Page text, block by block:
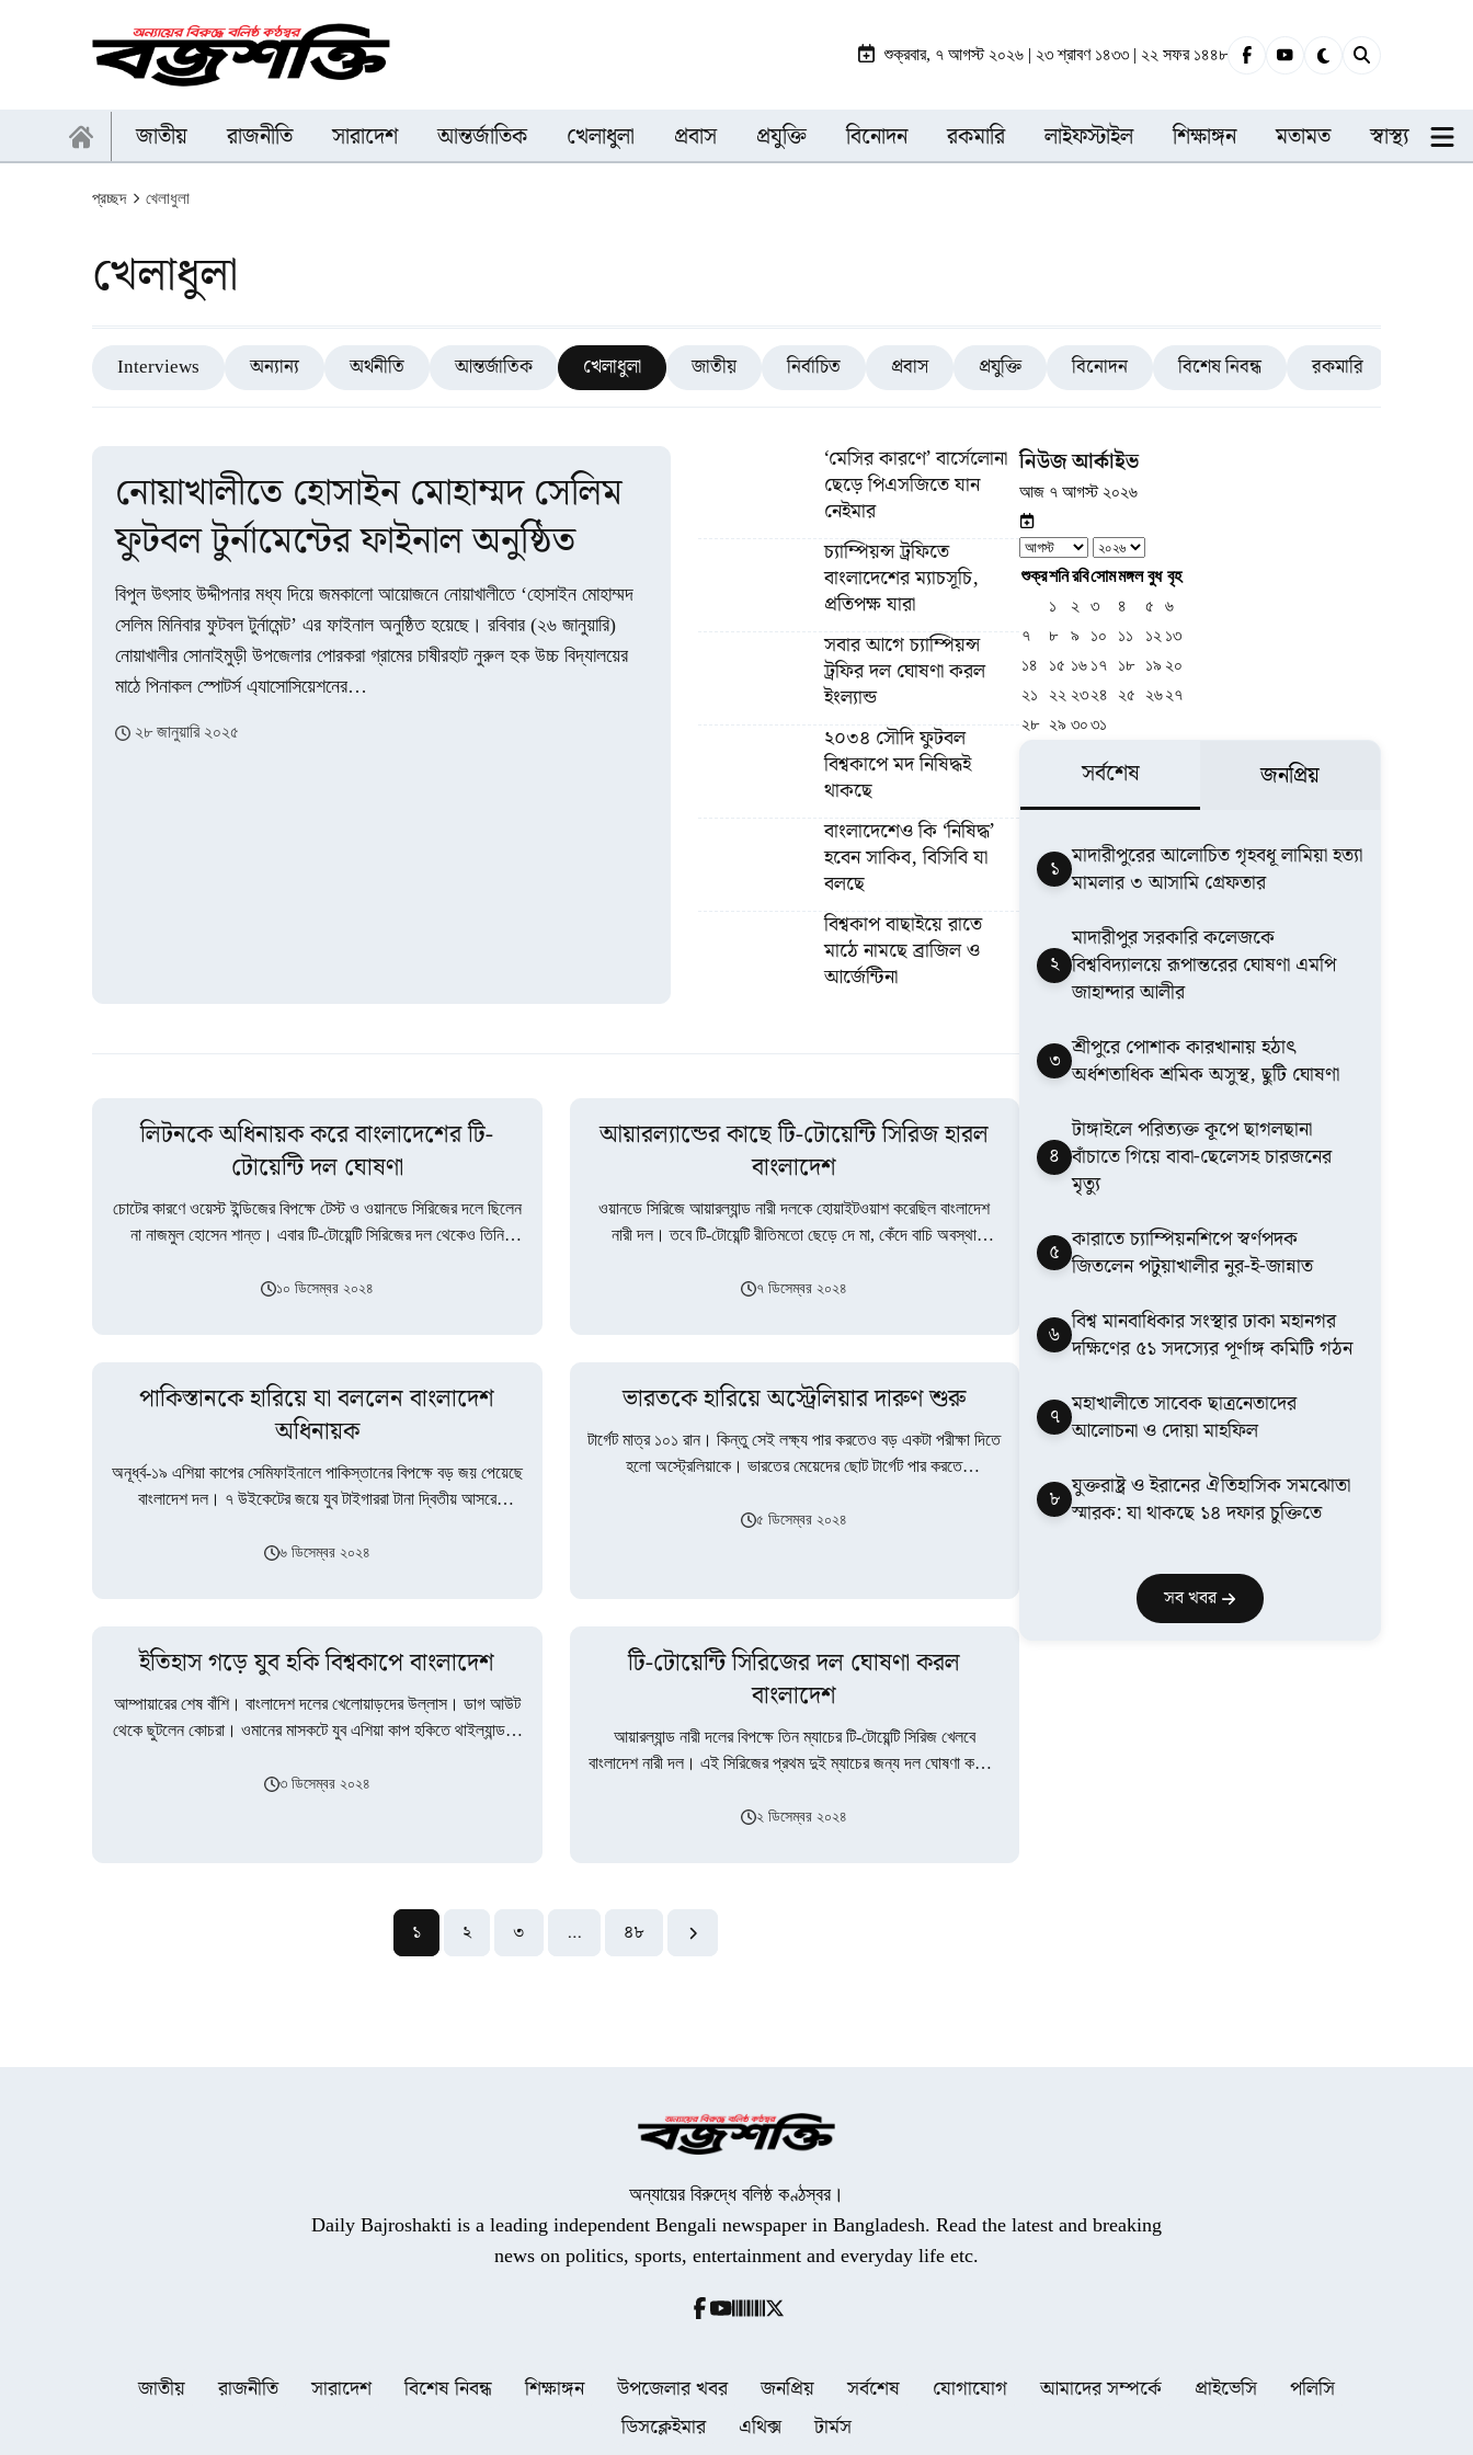
শুক্রবার, ৭ আগস্ট ২০২৬ | ২৩ শ্রাবণ ১৪৩৩ | ২২ সফর ১৪৪৮
জাতীয় রাজনীতি সারাদেশ আন্তর্জাতিক খেলাধুলা প্রবাস প্রযুক্তি বিনোদন রকমারি লাইফস্টাইল শিক্ষাঙ্গন মতামত স্বাস্থ্য
প্রচ্ছদ খেলাধুলা
খেলাধুলা
Interviews অন্যান্য অর্থনীতি আন্তর্জাতিক খেলাধুলা জাতীয় নির্বাচিত প্রবাস প্রযুক্তি বিনোদন বিশেষ নিবন্ধ রকমারি
নোয়াখালীতে হোসাইন মোহাম্মদ সেলিম
ফুটবল টুর্নামেন্টের ফাইনাল অনুষ্ঠিত
বিপুল উৎসাহ উদ্দীপনার মধ্য দিয়ে জমকালো আয়োজনে নোয়াখালীতে ‘হোসাইন মোহাম্মদ
সেলিম মিনিবার ফুটবল টুর্নামেন্ট’ এর ফাইনাল অনুষ্ঠিত হয়েছে। রবিবার (২৬ জানুয়ারি)
নোয়াখালীর সোনাইমুড়ী উপজেলার পোরকরা গ্রামের চাষীরহাট নুরুল হক উচ্চ বিদ্যালয়ের
মাঠে পিনাকল স্পোটর্স এ্যাসোসিয়েশনের…
২৮ জানুয়ারি ২০২৫
‘মেসির কারণে’ বার্সেলোনা
ছেড়ে পিএসজিতে যান
নেইমার
চ্যাম্পিয়ন্স ট্রফিতে
বাংলাদেশের ম্যাচসূচি,
প্রতিপক্ষ যারা
সবার আগে চ্যাম্পিয়ন্স
ট্রফির দল ঘোষণা করল
ইংল্যান্ড
২০৩৪ সৌদি ফুটবল
বিশ্বকাপে মদ নিষিদ্ধই
থাকছে
বাংলাদেশেও কি ‘নিষিদ্ধ’
হবেন সাকিব, বিসিবি যা
বলছে
বিশ্বকাপ বাছাইয়ে রাতে
মাঠে নামছে ব্রাজিল ও
আর্জেন্টিনা
লিটনকে অধিনায়ক করে বাংলাদেশের টি-
টোয়েন্টি দল ঘোষণা
চোটের কারণে ওয়েস্ট ইন্ডিজের বিপক্ষে টেস্ট ও ওয়ানডে সিরিজের দলে ছিলেন
না নাজমুল হোসেন শান্ত। এবার টি-টোয়েন্টি সিরিজের দল থেকেও তিনি
১০ ডিসেম্বর ২০২৪
আয়ারল্যান্ডের কাছে টি-টোয়েন্টি সিরিজ হারল
বাংলাদেশ
ওয়ানডে সিরিজে আয়ারল্যান্ড নারী দলকে হোয়াইটওয়াশ করেছিল বাংলাদেশ
নারী দল। তবে টি-টোয়েন্টি রীতিমতো ছেড়ে দে মা, কেঁদে বাচি অবস্থা
৭ ডিসেম্বর ২০২৪
পাকিস্তানকে হারিয়ে যা বললেন বাংলাদেশ
অধিনায়ক
অনূর্ধ্ব-১৯ এশিয়া কাপের সেমিফাইনালে পাকিস্তানের বিপক্ষে বড় জয় পেয়েছে
বাংলাদেশ দল। ৭ উইকেটের জয়ে যুব টাইগাররা টানা দ্বিতীয় আসরে
৬ ডিসেম্বর ২০২৪
ভারতকে হারিয়ে অস্ট্রেলিয়ার দারুণ শুরু
টার্গেট মাত্র ১০১ রান। কিন্তু সেই লক্ষ্য পার করতেও বড় একটা পরীক্ষা দিতে
হলো অস্ট্রেলিয়াকে। ভারতের মেয়েদের ছোট টার্গেট পার করতে
৫ ডিসেম্বর ২০২৪
ইতিহাস গড়ে যুব হকি বিশ্বকাপে বাংলাদেশ
আম্পায়ারের শেষ বাঁশি। বাংলাদেশ দলের খেলোয়াড়দের উল্লাস। ডাগ আউট
থেকে ছুটলেন কোচরা। ওমানের মাসকটে যুব এশিয়া কাপ হকিতে থাইল্যান্ডকে
৩ ডিসেম্বর ২০২৪
টি-টোয়েন্টি সিরিজের দল ঘোষণা করল
বাংলাদেশ
আয়ারল্যান্ড নারী দলের বিপক্ষে তিন ম্যাচের টি-টোয়েন্টি সিরিজ খেলবে
বাংলাদেশ নারী দল। এই সিরিজের প্রথম দুই ম্যাচের জন্য দল ঘোষণা করেছে
২ ডিসেম্বর ২০২৪
১ ২ ৩ … ৪৮
নিউজ আর্কাইভ
আজ ৭ আগস্ট ২০২৬
শুক্রশনিরবিসোমমঙ্গল বুধ বৃহ
১
২ ৩ ৪ ৫
৬
৭
৮ ৯ ১০ ১১ ১২ ১৩
১৪
১৫ ১৬ ১৭ ১৮ ১৯ ২০
২১
২২ ২৩২৪ ২৫ ২৬২৭
২৮ ২৯ ৩০৩১
সর্বশেষ জনপ্রিয়
১ মাদারীপুরের আলোচিত গৃহবধূ লামিয়া হত্যা
মামলার ৩ আসামি গ্রেফতার
২
মাদারীপুর সরকারি কলেজকে
বিশ্ববিদ্যালয়ে রূপান্তরের ঘোষণা এমপি
জাহান্দার আলীর
৩ শ্রীপুরে পোশাক কারখানায় হঠাৎ
অর্ধশতাধিক শ্রমিক অসুস্থ, ছুটি ঘোষণা
৪
টাঙ্গাইলে পরিত্যক্ত কূপে ছাগলছানা
বাঁচাতে গিয়ে বাবা-ছেলেসহ চারজনের
মৃত্যু
৫ কারাতে চ্যাম্পিয়নশিপে স্বর্ণপদক
জিতলেন পটুয়াখালীর নুর-ই-জান্নাত
৬ বিশ্ব মানবাধিকার সংস্থার ঢাকা মহানগর
দক্ষিণের ৫১ সদস্যের পূর্ণাঙ্গ কমিটি গঠন
৭ মহাখালীতে সাবেক ছাত্রনেতাদের
আলোচনা ও দোয়া মাহফিল
৮ যুক্তরাষ্ট্র ও ইরানের ঐতিহাসিক সমঝোতা
স্মারক: যা থাকছে ১৪ দফার চুক্তিতে
সব খবর
অন্যায়ের বিরুদ্ধে বলিষ্ঠ কণ্ঠস্বর।
Daily Bajroshakti is a leading independent Bengali newspaper in Bangladesh. Read the latest and breaking
news on politics, sports, entertainment and everyday life etc.
জাতীয় রাজনীতি সারাদেশ বিশেষ নিবন্ধ শিক্ষাঙ্গন উপজেলার খবর জনপ্রিয় সর্বশেষ যোগাযোগ আমাদের সম্পর্কে প্রাইভেসি
পলিসি
ডিসক্লেইমার
এথিক্স টার্মস